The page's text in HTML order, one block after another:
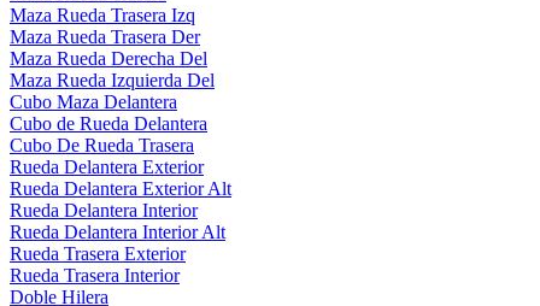
Maza Rueda Trasera Izq
Maza Rueda Trasera Der
Maza Rueda Derecha Del
Maza Rueda Izquierda Del
Cubo Maza Delantera
Cubo de Rueda Delantera
Cubo De Rueda Trasera
Rueda Delantera Exterior
Rueda Delantera Exterior Alt
Rueda Delantera Interior
Rueda Delantera Interior Alt
Rueda Trasera Exterior
Rueda Trasera Interior
Doble Hilera